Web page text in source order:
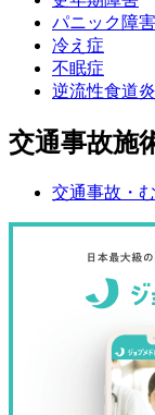
パニック障害
冷え症
不眠症
逆流性食道炎
交通事故施
交通事故・